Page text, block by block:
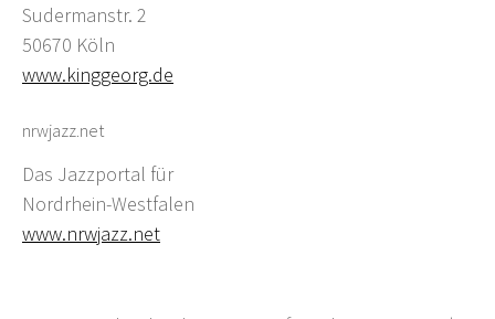
Sudermanstr. 2
50670 Köln
www.kinggeorg.de
nrwjazz.net
Das Jazzportal für
Nordrhein-Westfalen
www.nrwjazz.net